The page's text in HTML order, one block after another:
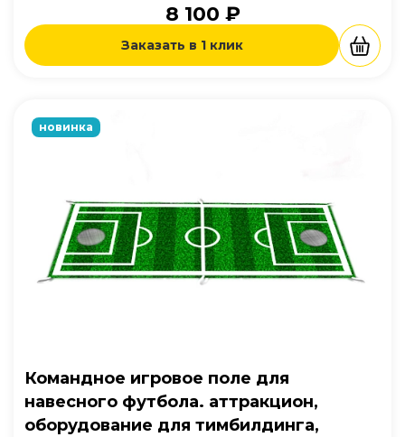
8 100 ₽
Заказать в 1 клик
новинка
Командное игровое поле для
навесного футбола. аттракцион,
оборудование для тимбилдинга,